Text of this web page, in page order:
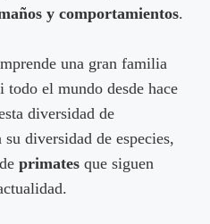
y comportamientos.
una gran familia
todo el mundo desde hace
diversidad de
diversidad de especies,
primates que siguen